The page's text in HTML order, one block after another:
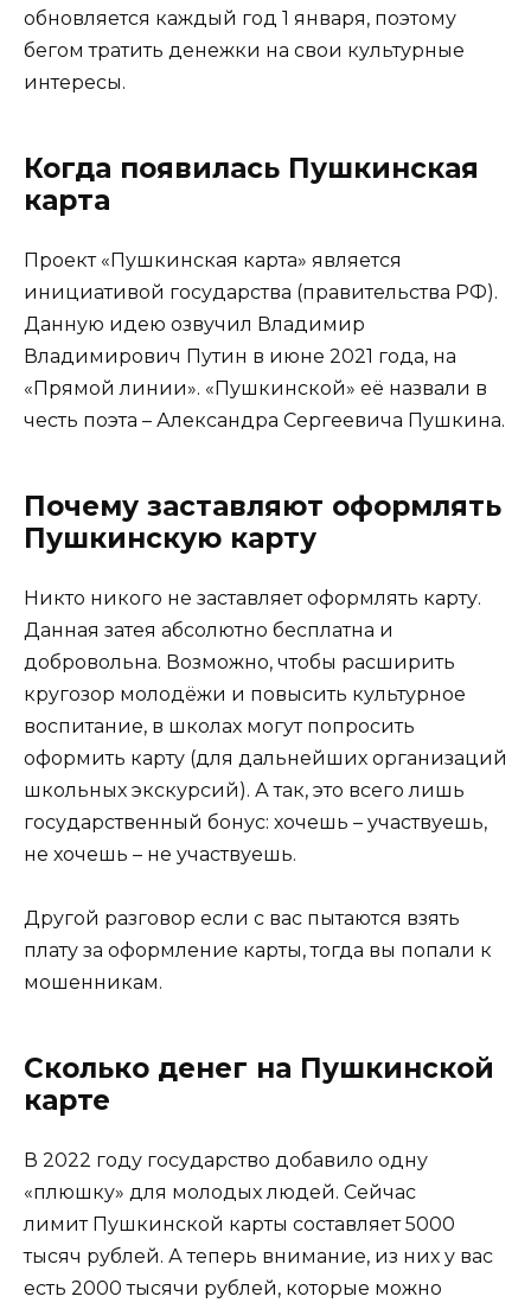
обновляется каждый год 1 января, поэтому
бегом тратить денежки на свои культурные
интересы.
Когда появилась Пушкинская
карта
Проект «Пушкинская карта» является
инициативой государства (правительства РФ).
Данную идею озвучил Владимир
Владимирович Путин в июне 2021 года, на
«Прямой линии». «Пушкинской» её назвали в
честь поэта – Александра Сергеевича Пушкина.
Почему заставляют оформлять
Пушкинскую карту
Никто никого не заставляет оформлять карту.
Данная затея абсолютно бесплатна и
добровольна. Возможно, чтобы расширить
кругозор молодёжи и повысить культурное
воспитание, в школах могут попросить
оформить карту (для дальнейших организаций
школьных экскурсий). А так, это всего лишь
государственный бонус: хочешь – участвуешь,
не хочешь – не участвуешь.
Другой разговор если с вас пытаются взять
плату за оформление карты, тогда вы попали к
мошенникам.
Сколько денег на Пушкинской
карте
В 2022 году государство добавило одну
«плюшку» для молодых людей. Сейчас
лимит Пушкинской карты составляет 5000
тысяч рублей. А теперь внимание, из них у вас
есть 2000 тысячи рублей, которые можно